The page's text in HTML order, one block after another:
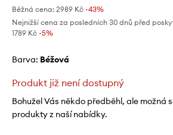
Běžná cena: 2989 Kč -43%
Nejnižší cena za posledních 30 dnů před
1789 Kč -5%
Barva: béžová
Produkt již není dostupný
Bohužel Vás někdo předběhl, ale možná
produkty z naší nabídky.